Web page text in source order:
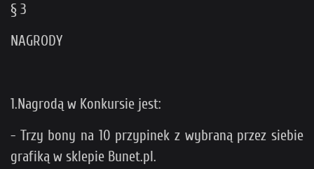
§ 3
NAGRODY
1.Nagrodą w Konkursie jest:
- Trzy bony na 10 przypinek z wybraną przez siebie
grafiką w sklepie Bunet.pl.